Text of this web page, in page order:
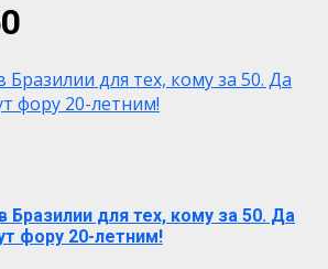
Бразилии для тех, кому за 50. Да
фору 20-летним!
Бразилии для тех, кому за 50. Да
фору 20-летним!